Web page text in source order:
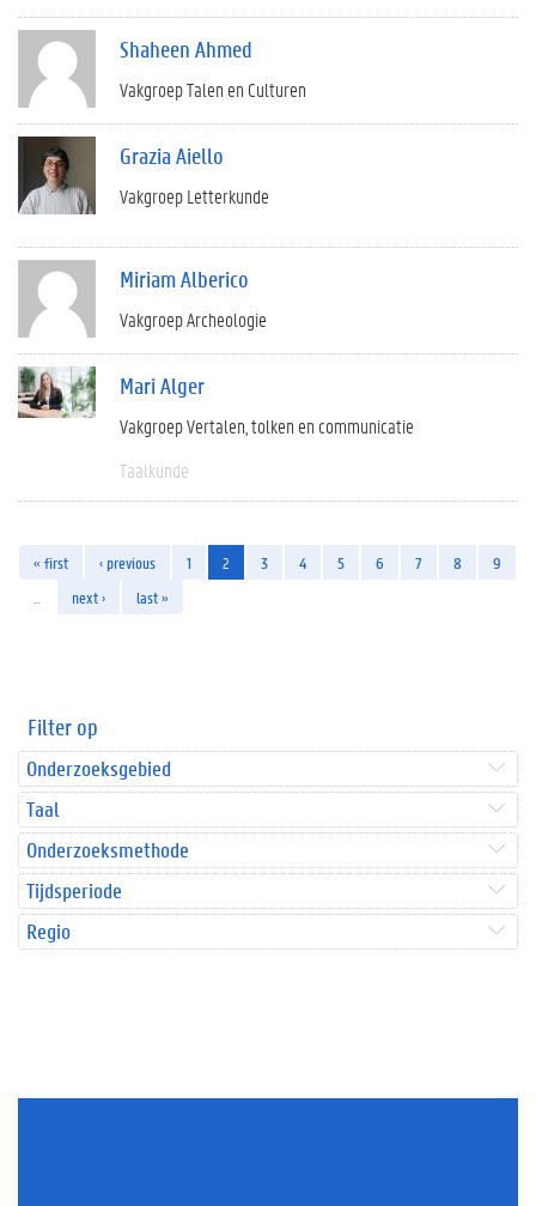
Shaheen Ahmed
Vakgroep Talen en Culturen
Grazia Aiello
Vakgroep Letterkunde
Miriam Alberico
Vakgroep Archeologie
Mari Alger
Vakgroep Vertalen, tolken en communicatie
Taalkunde
« first ‹ previous 1 2 3 4 5 6 7 8
9
next › last »
Filter op
Onderzoeksgebied
Taal
Onderzoeksmethode
Tijdsperiode
Regio